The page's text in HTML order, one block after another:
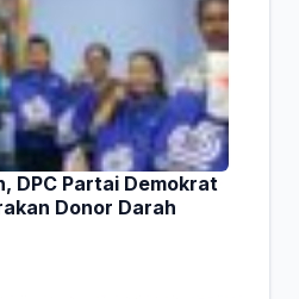
DPC Partai Demokrat
Donor Darah